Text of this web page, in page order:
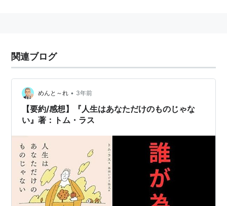
関連ブログ
めんと～れ • 3年前
【要約/感想】『人生はあなただけのものじゃな
い』著：トム・ラス